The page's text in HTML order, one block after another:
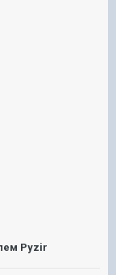
Pyzir